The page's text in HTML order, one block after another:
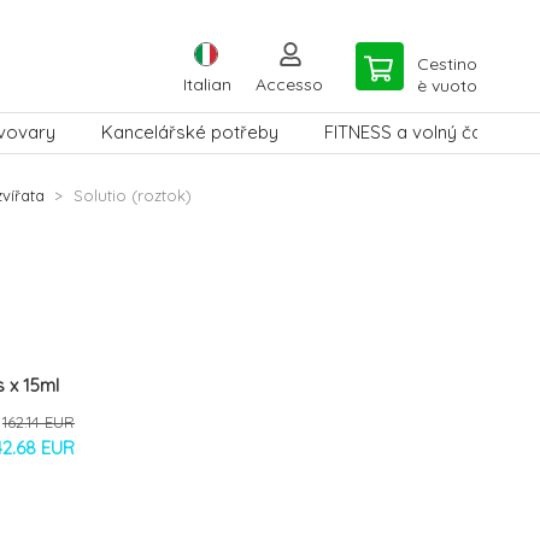
Italian Accesso
Cestino
è vuoto
Kancelářské potřeby FITNESS a volný čas
Solutio (roztok)
x 15ml
162.14 EUR
EUR